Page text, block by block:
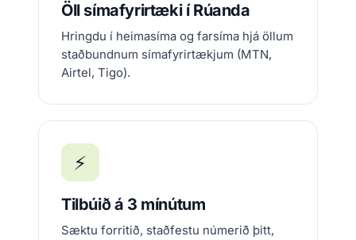
Öll símafyrirtæki í Rúanda
Hringdu í heimasíma og farsíma hjá öllum
staðbundnum símafyrirtækjum (MTN,
Airtel, Tigo).
⚡
Tilbúið á 3 mínútum
Sæktu forritið, staðfestu númerið þitt,